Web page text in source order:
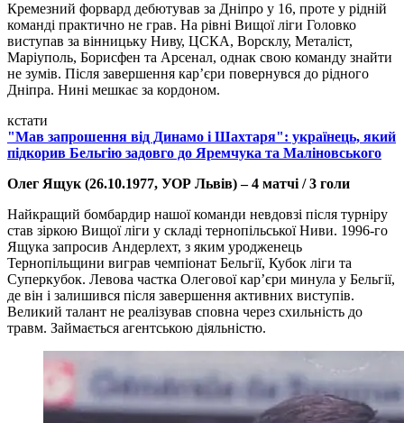
Кремезний форвард дебютував за Дніпро у 16, проте у рідній
команді практично не грав. На рівні Вищої ліги Головко
виступав за вінницьку Ниву, ЦСКА, Ворсклу, Металіст,
Маріуполь, Борисфен та Арсенал, однак свою команду знайти
не зумів. Після завершення кар’єри повернувся до рідного
Дніпра. Нині мешкає за кордоном.
кстати
"Мав запрошення від Динамо і Шахтаря": українець, який
підкорив Бельгію задовго до Яремчука та Маліновського
Олег Ящук (26.10.1977, УОР Львів) – 4 матчі / 3 голи
Найкращий бомбардир нашої команди невдовзі після турніру
став зіркою Вищої ліги у складі тернопільської Ниви. 1996-го
Ящука запросив Андерлехт, з яким уродженець
Тернопільщини виграв чемпіонат Бельгії, Кубок ліги та
Суперкубок. Левова частка Олегової кар’єри минула у Бельгії,
де він і залишився після завершення активних виступів.
Великий талант не реалізував сповна через схильність до
травм. Займається агентською діяльністю.